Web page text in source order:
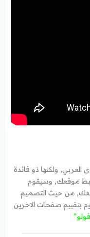
ولكنها ذو فائدة
موقعك, وسيقوم
من حيث التصميم
بتقييم صفحات الاخرين